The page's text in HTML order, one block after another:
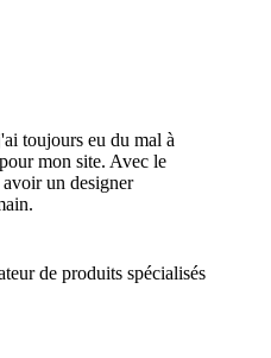
toujours eu du mal à
mon site. Avec le
avoir un designer
de produits spécialisés